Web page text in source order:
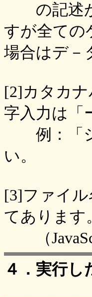
の記述が
すが全ての
場合はデ－
[2]カタカ
字入力は「
例：「シ
い。
[3]ファイ
てあります
（
４．実行し